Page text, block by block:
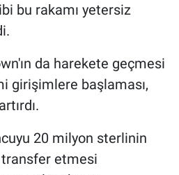
bu rakamı yetersiz
da harekete geçmesi
girişimlere başlaması,
20 milyon sterlinin
etmesi